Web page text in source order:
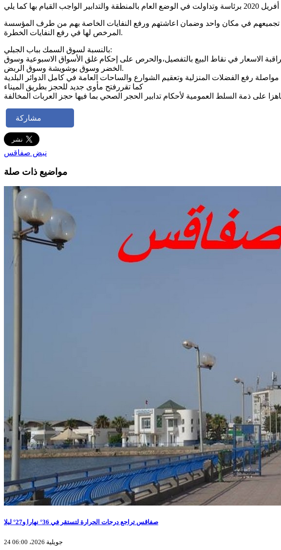
تجميعهم في مكان واحد وضمان اعاشتهم ورفع النفايات الخاصة بهم من طرف المؤسسة
المرخص لها في رفع النفايات الخطرة.
بالنسبة لسوق السمك بباب الجبلي:
الاسعار في نقاط البيع بالتفصيل،والحرص على إحكام غلق الأسواق الاسبوعية وسوق
الخضر وسوق بوشويشة وسوق الربض.
كما تقررفتح مأوى جديد للحجز بطريق الميناء
مشاركة
نبض صفاقس
مواضيع ذات صلة
صفاقس تراجع درجات الحرارة لتستقر في 36° نهارا و27° ليلا
24 جويلية 2026، 06:00